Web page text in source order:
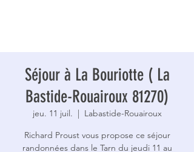
Séjour à La Bouriotte ( La
Bastide-Rouairoux 81270)
jeu. 11 juil.
  |
Labastide-Rouairoux
Richard Proust vous propose ce séjour
randonnées dans le Tarn du jeudi 11 au